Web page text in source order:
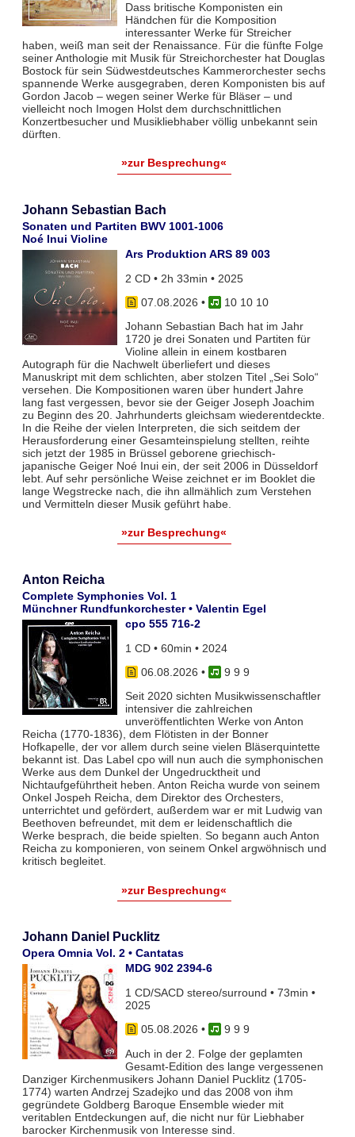
Dass britische Komponisten ein
Händchen für die Komposition
interessanter Werke für Streicher
haben, weiß man seit der Renaissance. Für die fünfte Folge
seiner Anthologie mit Musik für Streichorchester hat Douglas
Bostock für sein Südwestdeutsches Kammerorchester sechs
spannende Werke ausgegraben, deren Komponisten bis auf
Gordon Jacob – wegen seiner Werke für Bläser – und
vielleicht noch Imogen Holst dem durchschnittlichen
Konzertbesucher und Musikliebhaber völlig unbekannt sein
dürften.
»zur Besprechung«
Johann Sebastian Bach
Sonaten und Partiten BWV 1001-1006
Noé Inui Violine
Ars Produktion ARS 89 003
2 CD • 2h 33min • 2025
07.08.2026 •
10 10 10
Johann Sebastian Bach hat im Jahr
1720 je drei Sonaten und Partiten für
Violine allein in einem kostbaren
Autograph für die Nachwelt überliefert und dieses
Manuskript mit dem schlichten, aber stolzen Titel „Sei Solo“
versehen. Die Kompositionen waren über hundert Jahre
lang fast vergessen, bevor sie der Geiger Joseph Joachim
zu Beginn des 20. Jahrhunderts gleichsam wiederentdeckte.
In die Reihe der vielen Interpreten, die sich seitdem der
Herausforderung einer Gesamteinspielung stellten, reihte
sich jetzt der 1985 in Brüssel geborene griechisch-
japanische Geiger Noé Inui ein, der seit 2006 in Düsseldorf
lebt. Auf sehr persönliche Weise zeichnet er im Booklet die
lange Wegstrecke nach, die ihn allmählich zum Verstehen
und Vermitteln dieser Musik geführt habe.
»zur Besprechung«
Anton Reicha
Complete Symphonies Vol. 1
Münchner Rundfunkorchester • Valentin Egel
cpo 555 716-2
1 CD • 60min • 2024
06.08.2026 •
9 9 9
Seit 2020 sichten Musikwissenschaftler
intensiver die zahlreichen
unveröffentlichten Werke von Anton
Reicha (1770-1836), dem Flötisten in der Bonner
Hofkapelle, der vor allem durch seine vielen Bläserquintette
bekannt ist. Das Label cpo will nun auch die symphonischen
Werke aus dem Dunkel der Ungedrucktheit und
Nichtaufgeführtheit heben. Anton Reicha wurde von seinem
Onkel Jospeh Reicha, dem Direktor des Orchesters,
unterrichtet und gefördert, außerdem war er mit Ludwig van
Beethoven befreundet, mit dem er leidenschaftlich die
Werke besprach, die beide spielten. So begann auch Anton
Reicha zu komponieren, von seinem Onkel argwöhnisch und
kritisch begleitet.
»zur Besprechung«
Johann Daniel Pucklitz
Opera Omnia Vol. 2 • Cantatas
MDG 902 2394-6
1 CD/SACD stereo/surround • 73min •
2025
05.08.2026 •
9 9 9
Auch in der 2. Folge der geplamten
Gesamt-Edition des lange vergessenen
Danziger Kirchenmusikers Johann Daniel Pucklitz (1705-
1774) warten Andrzej Szadejko und das 2008 von ihm
gegründete Goldberg Baroque Ensemble wieder mit
veritablen Entdeckungen auf, die nicht nur für Liebhaber
barocker Kirchenmusik von Interesse sind.